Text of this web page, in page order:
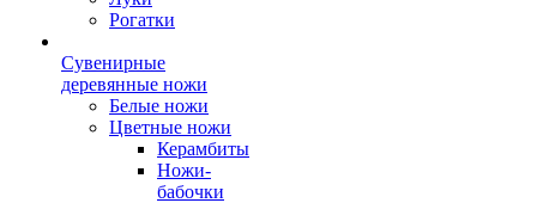
Рогатки
Сувенирные
деревянные ножи
Белые ножи
Цветные ножи
Керамбиты
Ножи-
бабочки